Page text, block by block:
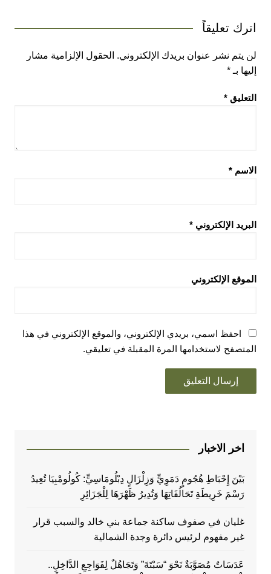
اترك تعليقاً
لن يتم نشر عنوان بريدك الإلكتروني. الحقول الإلزامية مشار
إليها بـ *
التعليق *
الاسم *
البريد الإلكتروني *
الموقع الإلكتروني
احفظ اسمي، بريدي الإلكتروني، والموقع الإلكتروني في هذا
المتصفح لاستخدامها المرة المقبلة في تعليقي.
اخر الاخبار
بَيْنَ إِحْبَاطِ هُجُومٍ دَمَوِيٍّ وَزِلْزَالٍ دِبْلُومَاسِيٍّ: كُولُومْبِيَا تُعِيدُ
رَسْمَ خَرِيطَةِ تَحَالُفَاتِهَا وَتُدِيرُ ظَهْرَهَا لِلْجَزَائِرِ
غليان في صفوف ساكنة جماعة بني خالد والسبب قرار
غير مفهوم لرئيس دائرة وجدة الشمالية
عَدَسَاتٌ مُصَوَّبَةٌ نَحْوَ “سَبْتَةَ” وَتَجَاهُلٌ لِفَوَاجِعِ الدَّاخِلِ..